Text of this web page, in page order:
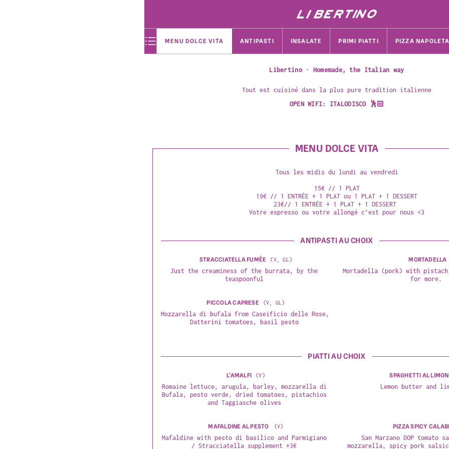
MENU DOLCE VITA ANTIPASTI INSALATE PRIMI PIATTI PIZZA
Libertino · Homemade, the Italian way
Tout est cuisiné dans la plus pure tradition italienne
OPEN WIFI: ITALODISCO 🕺🏻
MENU DOLCE VITA
Tous les midis du lundi au vendredi
15€ // 1 PLAT
19€ // 1 ENTRÉE + 1 PLAT ou 1 PLAT + 1 DESSERT
23€// 1 ENTRÉE + 1 PLAT + 1 DESSERT
Votre espresso ou votre allongé c’est pour nous <3
ANTIPASTI AU CHOIX
STRACCIATELLA FUMÉE (V, GL )
Just the creaminess of the burrata, by the
teaspoonful
MORTADELLA
Mortadella (pork) with
for more.
PICCOLA CAPRESE (V, GL )
Mozzarella di bufala from Caseificio delle Rose,
Datterini tomatoes, basil pesto
PIATTI AU CHOIX
L'AMALFI (V)
Romaine lettuce, arugula, barley, mozzarella di
Bufala, pesto verde, dried tomatoes, pistachios
and Taggiasche olives
SPAGHETTI AL
Lemon butter and
MAFALDINE AL PESTO (V)
Mafaldine with pesto di basilico and Parmigiano
/ Stracciatella supplement +3€
PIZZA SPICY
San Marzano DOP tomato
mozzarella, spicy pork